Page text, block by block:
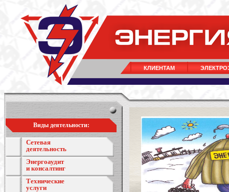
КЛИЕНТАМ
Виды деятельности:
Сетевая
деятельность
Энергоаудит
и консалтинг
Технические
услуги